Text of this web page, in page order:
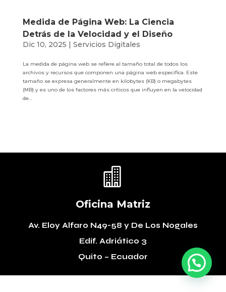
Medida de Página Web: La Ciencia
Detrás de la Velocidad y el Diseño
Dic 10, 2025 | Servicios Digitales
La medida de página web se refiere al tamaño total de todos los
archivos y recursos que componen una página web específica. Este
tamaño se expresa generalmente en kilobytes (KB) o megabytes
(MB) y es uno de los factores más críticos que influyen en la velocidad
de...

Oficina Matriz
Av. Eloy Alfaro N49-58 y De Los Nogales
Edif. Adriático 3
Quito – Ecuador